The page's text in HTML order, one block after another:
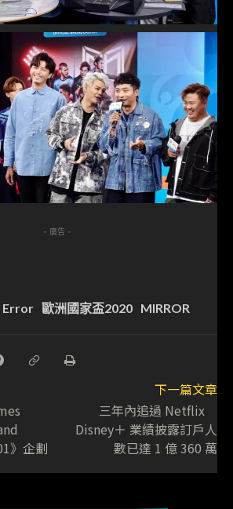
- 廣告 -
Error 歐洲國家盃2020 MIRROR
》企劃
下一篇文章
三年內追過 Netflix
Disney＋ 業績披露訂戶人
數已達 1 億 360 萬